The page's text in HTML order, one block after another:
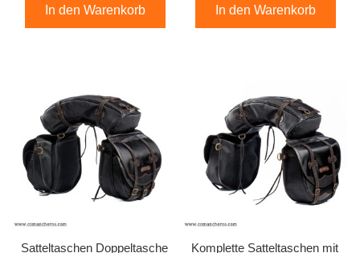
In den Warenkorb In den Warenkorb
Satteltaschen Doppeltasche
Komplette Satteltaschen mit